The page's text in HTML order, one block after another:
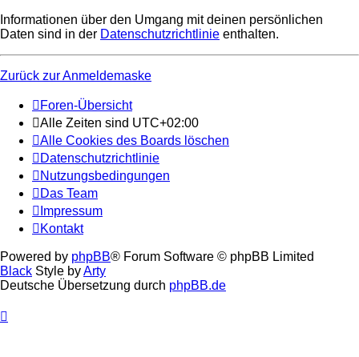
Informationen über den Umgang mit deinen persönlichen
Daten sind in der Datenschutzrichtlinie enthalten.
Zurück zur Anmeldemaske
Foren-Übersicht
Alle Zeiten sind UTC+02:00
Alle Cookies des Boards löschen
Datenschutzrichtlinie
Nutzungsbedingungen
Das Team
Impressum
Kontakt
Powered by phpBB® Forum Software © phpBB Limited
Black Style byArty
Deutsche Übersetzung durch phpBB.de